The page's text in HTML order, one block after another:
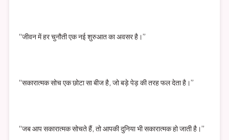
“जीवन में हर चुनौती एक नई शुरुआत का अवसर है।”
“सकारात्मक सोच एक छोटा सा बीज है, जो बड़े पेड़ की तरह फल देता है।”
“जब आप सकारात्मक सोचते हैं, तो आपकी दुनिया भी सकारात्मक हो जाती है।”